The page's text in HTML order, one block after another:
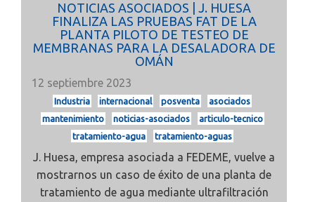
NOTICIAS ASOCIADOS | J. HUESA
FINALIZA LAS PRUEBAS FAT DE LA
PLANTA PILOTO DE TESTEO DE
MEMBRANAS PARA LA DESALADORA DE
OMÁN
12 septiembre 2023
Industria internacional posventa
asociados
mantenimiento
noticias-asociados
articulo-tecnico
tratamiento-agua
tratamiento-aguas
J. Huesa, empresa asociada a FEDEME, vuelve a
mostrarnos un caso de éxito de una planta de
tratamiento de agua mediante ultrafiltración